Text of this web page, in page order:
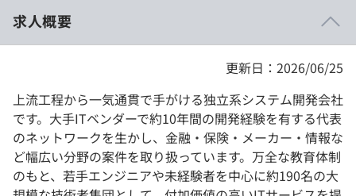
求人概要
更新日：2026/06/25
上流工程から一気通貫で手がける独立系システム開発会社
です。大手ITベンダーで約10年間の開発経験を有する代表
のネットワークを生かし、金融・保険・メーカー・情報な
ど幅広い分野の案件を取り扱っています。万全な教育体制
のもと、若手エンジニアや未経験者を中心に約190名の大